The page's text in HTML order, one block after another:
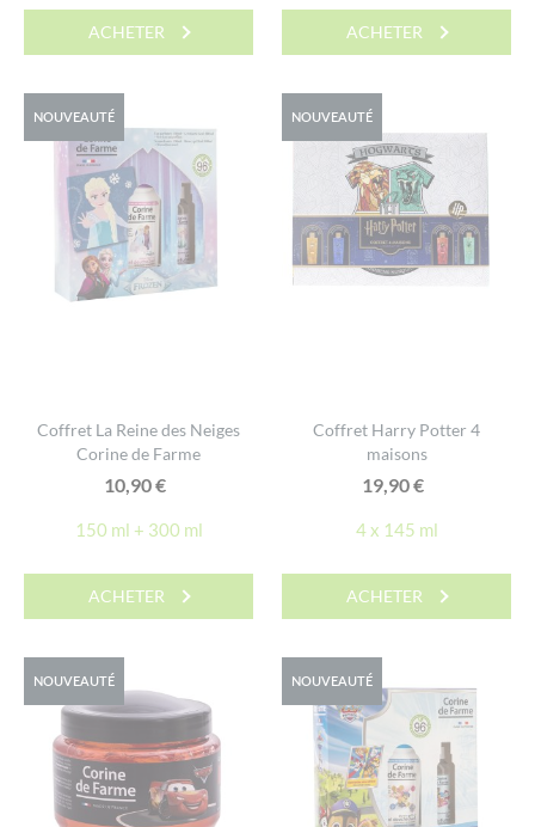
ACHETER ACHETER
NOUVEAUTÉ
Coffret La Reine des Neiges
Corine de Farme
10,90€
150 ml + 300 ml
ACHETER
NOUVEAUTÉ
Coffret Harry Potter 4
maisons
19,90€
4 x 145 ml
ACHETER
NOUVEAUTÉ NOUVEAUTÉ